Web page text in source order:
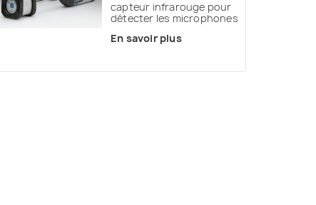
capteur infrarouge pour
détecter les microphones
En savoir plus